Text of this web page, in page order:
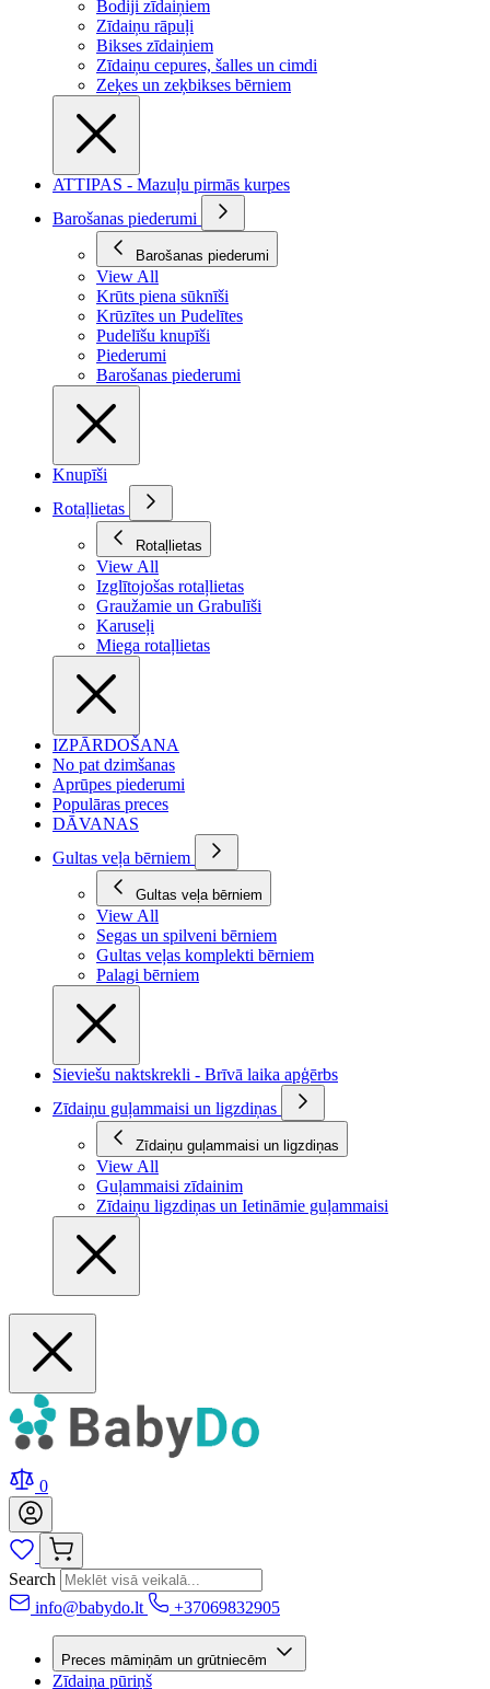
Bodiji zīdaiņiem
Zīdaiņu rāpuļi
Bikses zīdaiņiem
Zīdaiņu cepures, šalles un cimdi
Zeķes un zeķbikses bērniem
ATTIPAS - Mazuļu pirmās kurpes
Barošanas piederumi
Barošanas piederumi
View All
Krūts piena sūknīši
Krūzītes un Pudelītes
Pudelīšu knupīši
Piederumi
Barošanas piederumi
Knupīši
Rotaļlietas
Rotaļlietas
View All
Izglītojošas rotaļlietas
Graužamie un Grabulīši
Karuseļi
Miega rotaļlietas
IZPĀRDOŠANA
No pat dzimšanas
Aprūpes piederumi
Populāras preces
DĀVANAS
Gultas veļa bērniem
Gultas veļa bērniem
View All
Segas un spilveni bērniem
Gultas veļas komplekti bērniem
Palagi bērniem
Sieviešu naktskrekli - Brīvā laika apģērbs
Zīdaiņu guļammaisi un ligzdiņas
Zīdaiņu guļammaisi un ligzdiņas
View All
Guļammaisi zīdainim
Zīdaiņu ligzdiņas un Ietināmie guļammaisi
0
Search
info@babydo.lt
+37069832905
Preces māmiņām un grūtniecēm
Zīdaiņa pūriņš